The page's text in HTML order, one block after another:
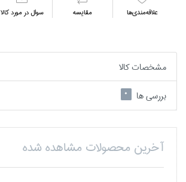
علاقه‌مندي‌ها مقايسه سوال در مورد كالا
مشخصات کالا
بررسی ها
0
آخرین محصولات مشاهده شده